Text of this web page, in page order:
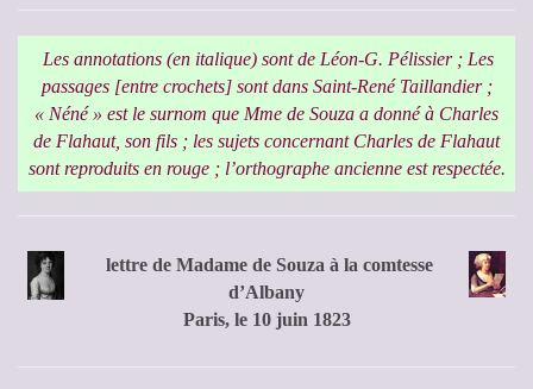
Les annotations (en italique) sont de Léon-G. Pélissier ; Les
passages [entre crochets] sont dans Saint-René Taillandier ;
« Néné » est le surnom que Mme de Souza a donné à Charles
de Flahaut, son fils ; les sujets concernant Charles de Flahaut
sont reproduits en rouge ; l’orthographe ancienne est respectée.
lettre de Madame de Souza à la comtesse
d’Albany
Paris, le 10 juin 1823